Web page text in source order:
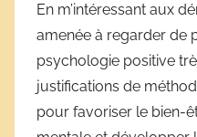
r
D
é
r
i
En m’intéressant aux
amenée à regarder de
psychologie positive
justifications de
pour favoriser le bien-